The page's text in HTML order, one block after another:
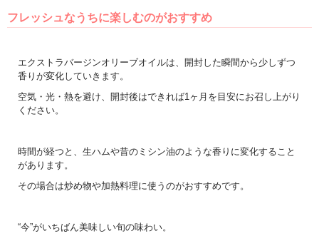
フレッシュなうちに楽しむのがおすすめ
エクストラバージンオリーブオイルは、開封した瞬間から少しずつ
香りが変化していきます。
空気・光・熱を避け、開封後はできれば1ヶ月を目安にお召し上がり
ください。
時間が経つと、生ハムや昔のミシン油のような香りに変化すること
があります。
その場合は炒め物や加熱料理に使うのがおすすめです。
“今”がいちばん美味しい旬の味わい。